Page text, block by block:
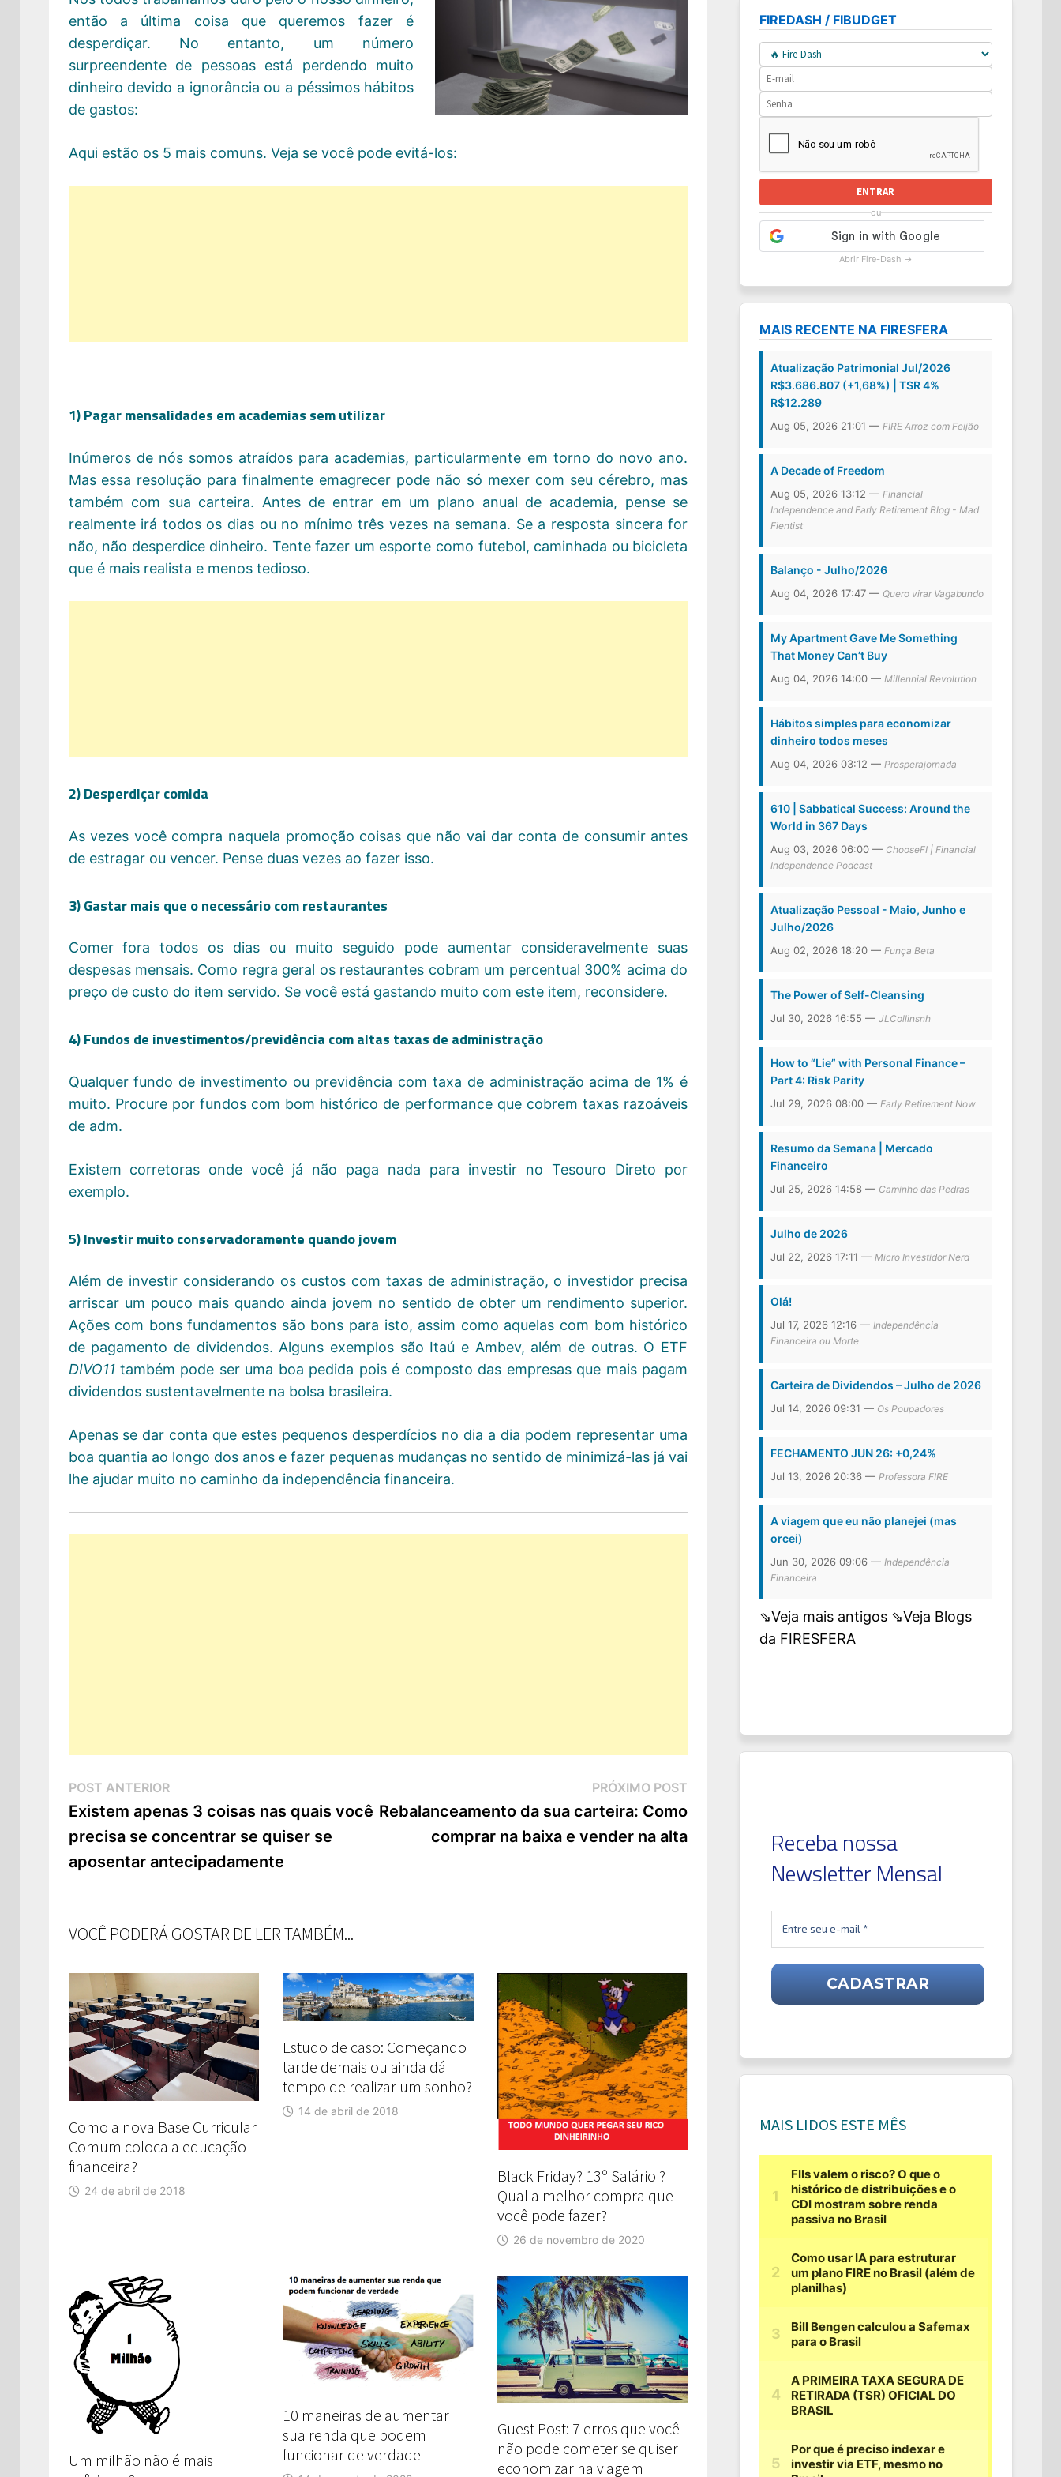
então a última coisa que queremos fazer é
desperdiçar. No entanto, um número
surpreendente de pessoas está perdendo muito
dinheiro devido a ignorância ou a péssimos hábitos
de gastos:
Aqui estão os 5 mais comuns. Veja se você pode evitá-los:
1) Pagar mensalidades em academias sem utilizar
Inúmeros de nós somos atraídos para academias, particularmente em torno do novo ano.
Mas essa resolução para finalmente emagrecer pode não só mexer com seu cérebro, mas
também com sua carteira. Antes de entrar em um plano anual de academia, pense se
realmente irá todos os dias ou no mínimo três vezes na semana. Se a resposta sincera for
não, não desperdice dinheiro. Tente fazer um esporte como futebol, caminhada ou bicicleta
que é mais realista e menos tedioso.
2) Desperdiçar comida
As vezes você compra naquela promoção coisas que não vai dar conta de consumir antes
de estragar ou vencer. Pense duas vezes ao fazer isso.
3) Gastar mais que o necessário com restaurantes
Comer fora todos os dias ou muito seguido pode aumentar consideravelmente suas
despesas mensais. Como regra geral os restaurantes cobram um percentual 300% acima do
preço de custo do item servido. Se você está gastando muito com este item, reconsidere.
4) Fundos de investimentos/previdência com altas taxas de administração
Qualquer fundo de investimento ou previdência com taxa de administração acima de 1% é
muito. Procure por fundos com bom histórico de performance que cobrem taxas razoáveis
de adm.
Existem corretoras onde você já não paga nada para investir no Tesouro Direto por
exemplo.
5) Investir muito conservadoramente quando jovem
Além de investir considerando os custos com taxas de administração, o investidor precisa
arriscar um pouco mais quando ainda jovem no sentido de obter um rendimento superior.
Ações com bons fundamentos são bons para isto, assim como aquelas com bom histórico
de pagamento de dividendos. Alguns exemplos são Itaú e Ambev, além de outras. O ETF
DIVO11também pode ser uma boa pedida pois é composto das empresas que mais pagam
dividendos sustentavelmente na bolsa brasileira.
Apenas se dar conta que estes pequenos desperdícios no dia a dia podem representar uma
boa quantia ao longo dos anos e fazer pequenas mudanças no sentido de minimizá-las já vai
lhe ajudar muito no caminho da independência financeira.
Navegação
de
Post
POST ANTERIORPost
Anterior:
Existem apenas 3 coisas nas quais você
precisa se concentrar se quiser se
aposentar antecipadamente
PRÓXIMO POST
Post:
Rebalanceamento da sua carteira: Como
comprar na baixa e vender na alta
VOCÊ PODERÁ GOSTAR DE LER TAMBÉM...
Como a nova Base Curricular
Comum coloca a educação
financeira?
24 de abril de 2018
Estudo de caso: Começando
tarde demais ou ainda dá
tempo de realizar um sonho?
14 de abril de 2018
Black Friday? 13º Salário ?
Qual a melhor compra que
você pode fazer?
26 de novembro de 2020
Um milhão não é mais
10 maneiras de aumentar
sua renda que podem
funcionar de verdade
Guest Post: 7 erros que você
não pode cometer se quiser
economizar na viagem
FIREDASH / FIBUDGET
ENTRAR
ou
Abrir Fire-Dash →
MAIS RECENTE NA FIRESFERA
Atualização Patrimonial Jul/2026
R$3.686.807 (+1,68%) | TSR 4%
R$12.289
Aug 05, 2026 21:01 —FIRE Arroz com Feijão
A Decade of Freedom
Aug 05, 2026 13:12 —Financial
Independence and Early Retirement Blog - Mad
Fientist
Balanço - Julho/2026
Aug 04, 2026 17:47 — Quero virar Vagabundo
My Apartment Gave Me Something
That Money Can’t Buy
Aug 04, 2026 14:00 —Millennial Revolution
Hábitos simples para economizar
dinheiro todos meses
Aug 04, 2026 03:12 —Prosperajornada
610 | Sabbatical Success: Around the
World in 367 Days
Aug 03, 2026 06:00 — ChooseFI | Financial
Independence Podcast
Atualização Pessoal - Maio, Junho e
Julho/2026
Aug 02, 2026 18:20 —Funça Beta
The Power of Self-Cleansing
Jul 30, 2026 16:55 —JLCollinsnh
How to “Lie” with Personal Finance –
Part 4: Risk Parity
Jul 29, 2026 08:00 —Early Retirement Now
Resumo da Semana | Mercado
Financeiro
Jul 25, 2026 14:58 — Caminho das Pedras
Julho de 2026
Jul 22, 2026 17:11 —Micro Investidor Nerd
Olá!
Jul 17, 2026 12:16 —Independência
Financeira ou Morte
Carteira de Dividendos – Julho de 2026
Jul 14, 2026 09:31 — Os Poupadores
FECHAMENTO JUN 26: +0,24%
Jul 13, 2026 20:36 —Professora FIRE
A viagem que eu não planejei (mas
orcei)
Jun 30, 2026 09:06 —Independência
Financeira
⇘Veja mais antigos ⇘Veja Blogs
da FIRESFERA
Receba nossa
Newsletter Mensal
MAIS LIDOS ESTE MÊS